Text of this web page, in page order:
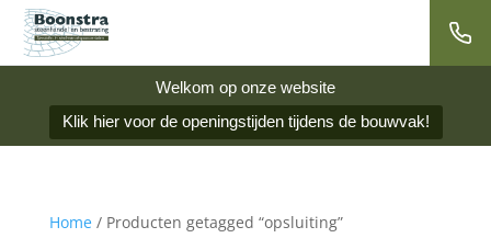
Welkom op onze website
Klik hier voor de openingstijden tijdens de bouwvak!
Home/ Producten getagged “opsluiting”